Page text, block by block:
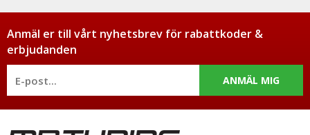
Anmäl er till vårt nyhetsbrev för rabattkoder &
erbjudanden
ANMÄL MIG